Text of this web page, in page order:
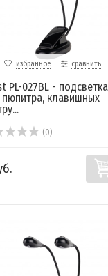
избранное сравнить
PL-027BL - подсветка
клавишных
(0)